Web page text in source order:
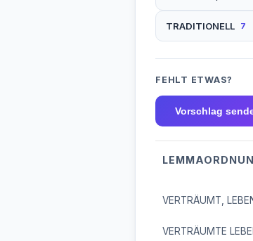
TRADITIONELL 7
FEHLT ETWAS?
Vorschlag
VERTRÄUMT,
VERTRÄUMTE